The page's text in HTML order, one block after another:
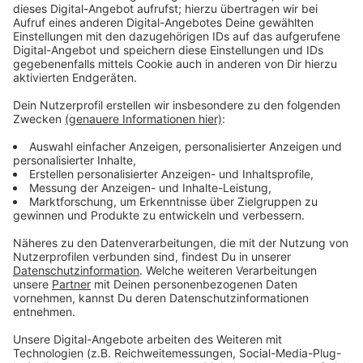
Interview mit uns. Seine Frau Kerstin und er waren
zunächst positiv überrascht über die eigenständige
Bewerbung von Ayla Marie bei"Zum Schwarzwälder
Hirsch".Das Ganze war ein Projekt mit 13 Menschen
mit Down Syndrom, die in kurzer Zeit gelernt haben ein
Restaurant zu führen und um zu zeigen, was in Ihnen
steckt. Am nächsten Tag kamen den Eltern auch
Bedenken, die sie der Produktionsfirma geäußert
haben und zum Schluss doch begraben konnten. Im
Gespräch wird klar wie stolz die beiden auf ihre
Tochter sind. Dass sie sich getraut hat, nicht nur für ihr
eigenes Leben, sondern vor allem um mit ihrem
Anliegen für alle Menschen mit Down Syndrom an die
Öffentlichkeit zu treten.
"Wir sind keine Aliens, wir sind alle gleich und
etwas zutrauen!",